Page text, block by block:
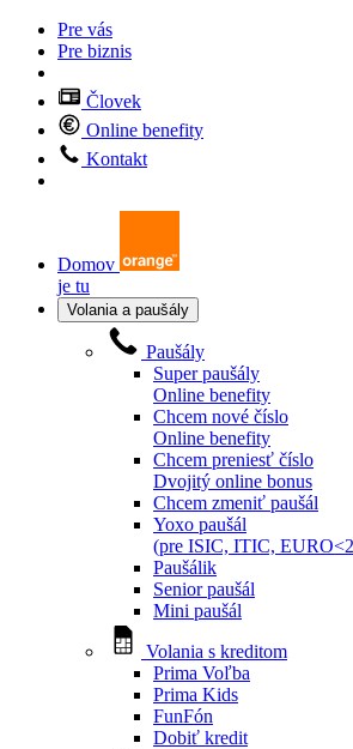
Pre vás
Pre biznis
Človek
Online benefity
Kontakt
Domov
je tu
Volania a paušály
Paušály
Super paušály
Online benefity
Chcem nové číslo
Online benefity
Chcem preniesť číslo
Dvojitý online bonus
Chcem zmeniť paušál
Yoxo paušál
(pre ISIC, ITIC,
Paušálik
Senior paušál
Mini paušál
Volania s kreditom
Prima Voľba
Prima Kids
FunFón
Dobiť kredit